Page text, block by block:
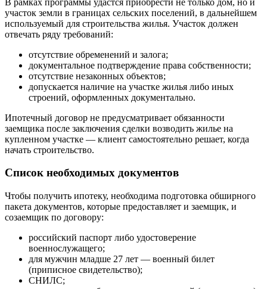
участок земли в границах сельских поселений, в дальнейшем
используемый для строительства жилья. Участок должен
отвечать ряду требований:
отсутствие обременений и залога;
документальное подтверждение права собственности;
отсутствие незаконных объектов;
допускается наличие на участке жилья либо иных
строений, оформленных документально.
Ипотечный договор не предусматривает обязанности
заемщика после заключения сделки возводить жилье на
купленном участке — клиент самостоятельно решает, когда
начать строительство.
Список необходимых документов
Чтобы получить ипотеку, необходима подготовка обширного
пакета документов, которые предоставляет и заемщик, и
созаемщик по договору:
российский паспорт либо удостоверение
военнослужащего;
для мужчин младше 27 лет — военный билет
(приписное свидетельство);
СНИЛС;